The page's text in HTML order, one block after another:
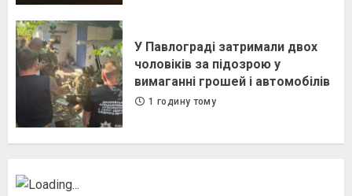
У Павлограді затримали двох
чоловіків за підозрою у
вимаганні грошей і автомобілів
1 годину тому